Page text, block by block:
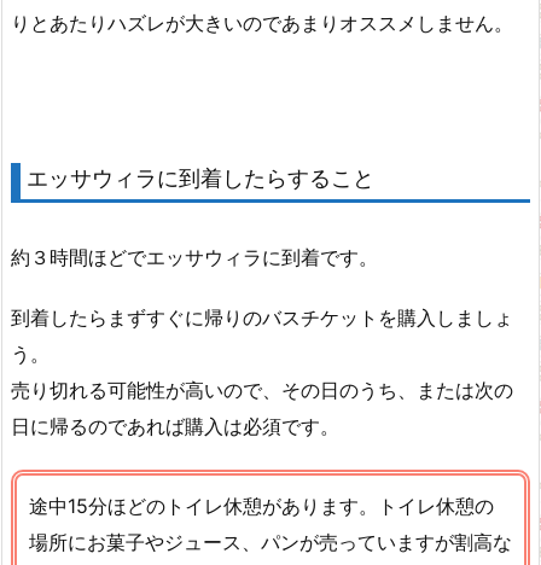
りとあたりハズレが大きいのであまりオススメしません。
エッサウィラに到着したらすること
約３時間ほどでエッサウィラに到着です。
到着したらまずすぐに帰りのバスチケットを購入しましょ
う。
売り切れる可能性が高いので、その日のうち、または次の
日に帰るのであれば購入は必須です。
途中15分ほどのトイレ休憩があります。トイレ休憩の
場所にお菓子やジュース、パンが売っていますが割高な